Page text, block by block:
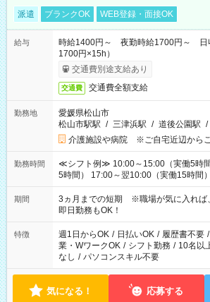
派遣 ブランクOK WEB登録・面接OK
給与
時給1400円～ 夜勤時給1700円～ 日
1700円×15h）
交通費別途支給あり
交通費 交通費全額支給
勤務地
愛媛県松山市
松山市駅駅 / 三津浜駅 / 道後公園駅 /
介護施設や病院 ※ご自宅近辺から
勤務時間
≪シフト例≫ 10:00～15:00（実働5時
5時間） 17:00～翌10:00（実働15時間）など ご希望に
働く時間は調整できます！ お気軽に担
期間
3ヵ月までの短期 ※職場が気に入れ
即日勤務もOK！
特徴 週1日からOK / 日払いOK / 履歴書不要 /
業・WワークOK / シフト勤務 / 10名以
なし / パソコンスキル不要
気になる！ 応募する